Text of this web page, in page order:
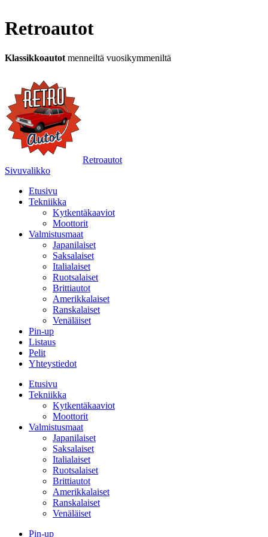
Retroautot
Klassikkoautot menneiltä vuosikymmeniltä
Retroautot
Sivuvalikko
Etusivu
Tekniikka
Kytkentäkaaviot
Moottorit
Valmistusmaat
Japanilaiset
Saksalaiset
Italialaiset
Ruotsalaiset
Brittiautot
Amerikkalaiset
Ranskalaiset
Venäläiset
Pin-up
Listaus
Pelit
Yhteystiedot
Etusivu
Tekniikka
Kytkentäkaaviot
Moottorit
Valmistusmaat
Japanilaiset
Saksalaiset
Italialaiset
Ruotsalaiset
Brittiautot
Amerikkalaiset
Ranskalaiset
Venäläiset
Pin-up